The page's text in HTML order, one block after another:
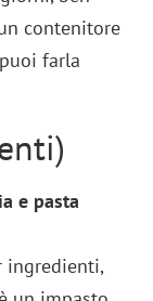
contenitore
farla
e pasta
ingredienti,